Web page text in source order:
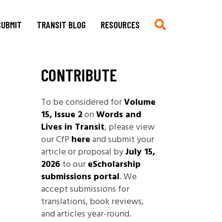
Multimedia, Translations,
Creative Work
Book Reviews
Blog Submissions
TRANSIT BLOG RESOURCES
Chronologie auf Deutsch
Asian German Filmography: A
Teaching Guide
Archives of Migration
Publications
Filmography
Bibliography
Links
Non-Governmental
CONTRIBUTE
To be considered forVolume
15, Issue 2onWords and
Lives in Transit, please view
our CfP hereand submit your
article or proposal byJuly 15,
2026 to oureScholarship
submissions portal. We
accept submissions for
translations, book reviews,
and articles year-round.